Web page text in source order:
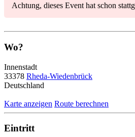
Achtung, dieses Event hat schon
Wo?
Innenstadt
33378 Rheda-Wiedenbrück
Deutschland
Karte anzeigen Route berechnen
Eintritt